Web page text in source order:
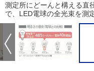
測定所にどーんと構える直
で、LED電球の全光束を測